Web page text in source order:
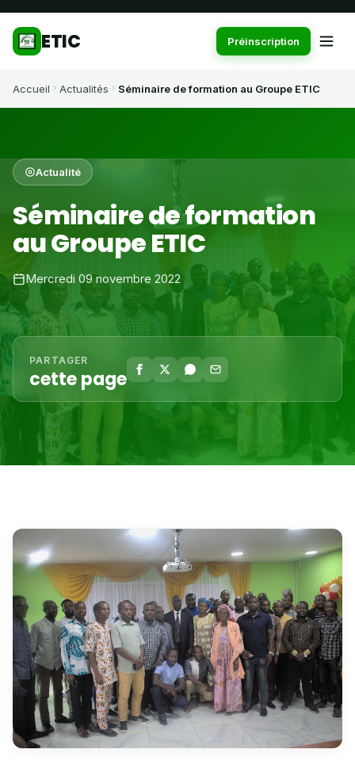
ETIC Préinscription
Accueil Actualités Séminaire de formation au Groupe ETIC
Actualité
Séminaire de formation
au Groupe ETIC
Mercredi 09 novembre 2022
PARTAGER
cette page